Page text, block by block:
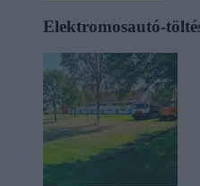
Elektromosautó-